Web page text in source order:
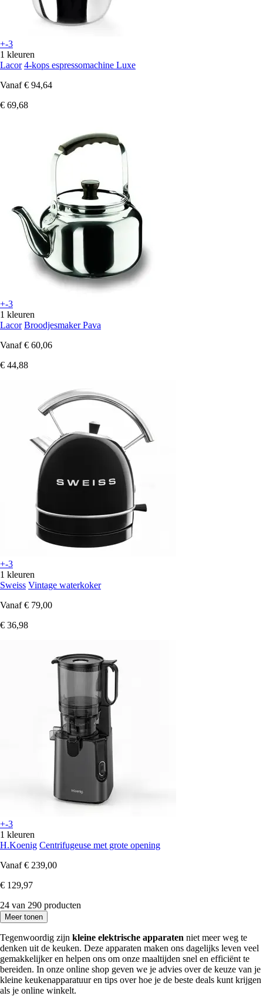
+-3
1 kleuren
Lacor 4-kops espressomachine Luxe
Vanaf € 94,64
€ 69,68
+-3
1 kleuren
Lacor Broodjesmaker Pava
Vanaf € 60,06
€ 44,88
+-3
1 kleuren
Sweiss Vintage waterkoker
Vanaf € 79,00
€ 36,98
+-3
1 kleuren
H.Koenig Centrifugeuse met grote opening
Vanaf € 239,00
€ 129,97
24 van 290 producten
Meer tonen
Tegenwoordig zijn kleine elektrische apparaten niet meer weg te
denken uit de keuken. Deze apparaten maken ons dagelijks leven veel
gemakkelijker en helpen ons om onze maaltijden snel en efficiënt te
bereiden. In onze online shop geven we je advies over de keuze van je
kleine keukenapparatuur en tips over hoe je de beste deals kunt krijgen
als je online winkelt.